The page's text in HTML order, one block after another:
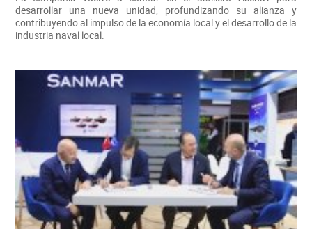
desarrollar una nueva unidad, profundizando su alianza y
contribuyendo al impulso de la economía local y el desarrollo de la
industria naval local.